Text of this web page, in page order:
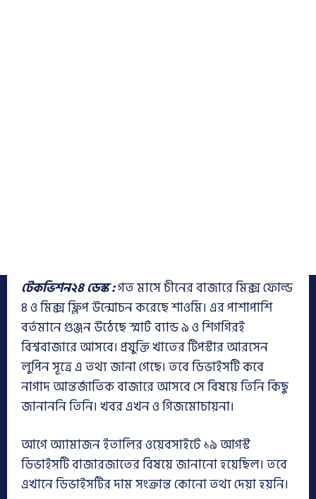
টেকভিশন২৪ ডেস্ক :গত মাসে চীনের বাজারে মিক্স ফোল্ড
৪ ও মিক্স ফ্লিপ উন্মোচন করেছে শাওমি। এর পাশাপাশি
বর্তমানে গুঞ্জন উঠেছে স্মার্ট ব্যান্ড ৯ ও শিগগিরই
বিশ্ববাজারে আসবে। প্রযুক্তি খাতের টিপস্টার আরসেন
লুপিন সূত্রে এ তথ্য জানা গেছে। তবে ডিভাইসটি কবে
নাগাদ আন্তর্জাতিক বাজারে আসবে সে বিষয়ে তিনি কিছু
জানাননি তিনি। খবর এখন ও গিজমোচায়না।
আগে অ্যামাজন ইতালির ওয়েবসাইটে ১৯ আগস্ট
ডিভাইসটি বাজারজাতের বিষয়ে জানানো হয়েছিল। তবে
এখানে ডিভাইসটির দাম সংক্রান্ত কোনো তথ্য দেয়া হয়নি।